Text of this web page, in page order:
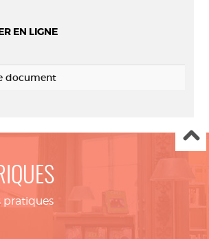
EN LIGNE
document
pratiques